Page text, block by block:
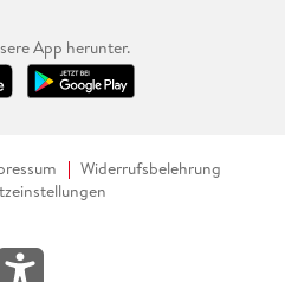
App herunter.
Widerrufsbelehrung